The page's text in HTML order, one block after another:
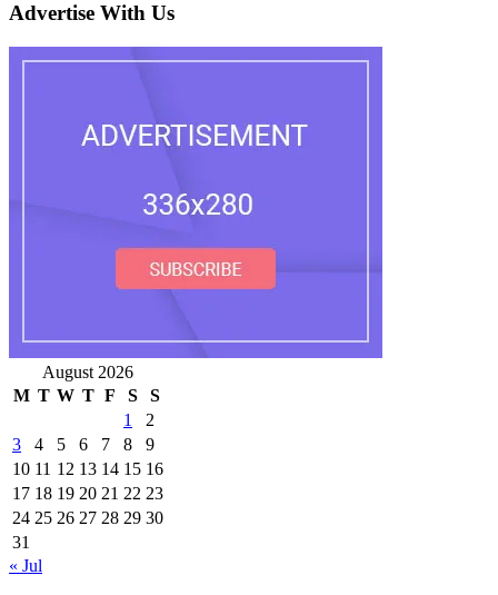
Advertise With Us
August 2026
M T W T F S
S
1
2
3
4 5 6 7 8
9
10 11 12 13 14 15 16
17 18 19 20 21 22 23
24 25 26 27 28 29 30
31
« Jul